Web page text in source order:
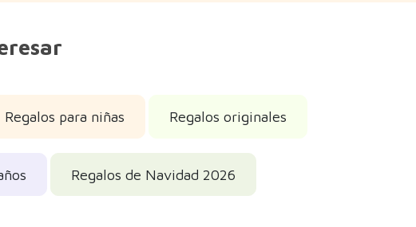
Regalos para niñas Regalos originales
Regalos de Navidad 2026